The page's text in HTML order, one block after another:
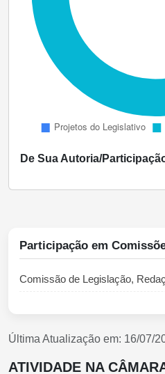
De Sua Autoria/
Participação em
Comissão de Legislação,
Última Atualização em: 16/07/
ATIVIDADE NA